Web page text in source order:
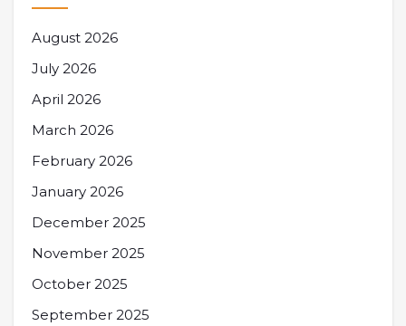
August 2026
July 2026
April 2026
March 2026
February 2026
January 2026
December 2025
November 2025
October 2025
September 2025